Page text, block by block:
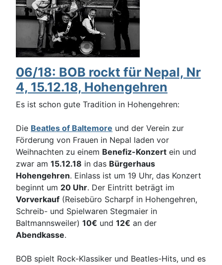
06/18: BOB rockt für Nepal, Nr
4, 15.12.18, Hohengehren
Es ist schon gute Tradition in Hohengehren:
Die Beatles of Baltemore und der Verein zur
Förderung von Frauen in Nepal laden vor
Weihnachten zu einem Benefiz-Konzert ein und
zwar am 15.12.18 in das Bürgerhaus
Hohengehren. Einlass ist um 19 Uhr, das Konzert
beginnt um 20 Uhr. Der Eintritt beträgt im
Vorverkauf (Reisebüro Scharpf in Hohengehren,
Schreib- und Spielwaren Stegmaier in
Baltmannsweiler) 10€ und 12€ an der
Abendkasse.
BOB spielt Rock-Klassiker und Beatles-Hits, und es